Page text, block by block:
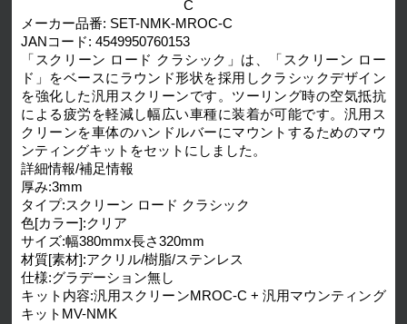
C
メーカー品番: SET-NMK-MROC-C
JANコード: 4549950760153
「スクリーン ロード クラシック」は、「スクリーン ロー
ド」をベースにラウンド形状を採用しクラシックデザイン
を強化した汎用スクリーンです。ツーリング時の空気抵抗
による疲労を軽減し幅広い車種に装着が可能です。汎用ス
クリーンを車体のハンドルバーにマウントするためのマウ
ンティングキットをセットにしました。
詳細情報/補足情報
厚み:3mm
タイプ:スクリーン ロード クラシック
色[カラー]:クリア
サイズ:幅380mmx長さ320mm
材質[素材]:アクリル/樹脂/ステンレス
仕様:グラデーション無し
キット内容:汎用スクリーンMROC-C + 汎用マウンティング
キットMV-NMK